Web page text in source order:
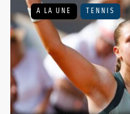
A LA UNE TENNIS